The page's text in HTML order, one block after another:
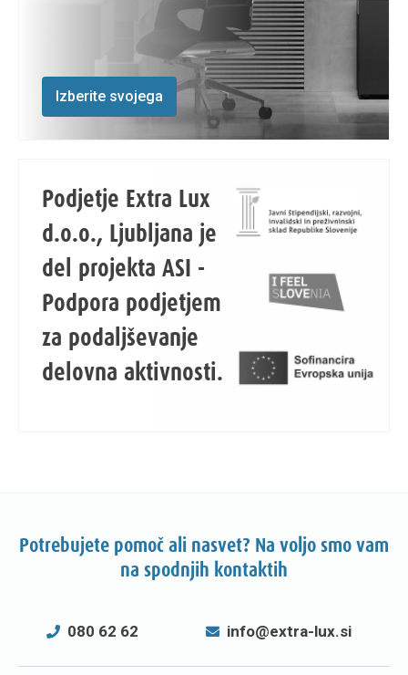
Izberite svojega
Podjetje Extra Lux
d.o.o., Ljubljana je
del projekta ASI -
Podpora podjetjem
za podaljševanje
delovna aktivnosti.
Potrebujete pomoč ali nasvet? Na voljo smo vam
na spodnjih kontaktih
080 62 62 info@extra-lux.si